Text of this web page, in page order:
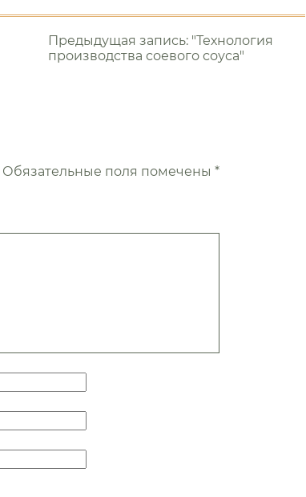
Предыдущая запись: "Технология
производства соевого соуса"
Обязательные поля помечены *